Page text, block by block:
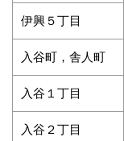
伊興５丁目
入谷町，舎人町
入谷１丁目
入谷２丁目